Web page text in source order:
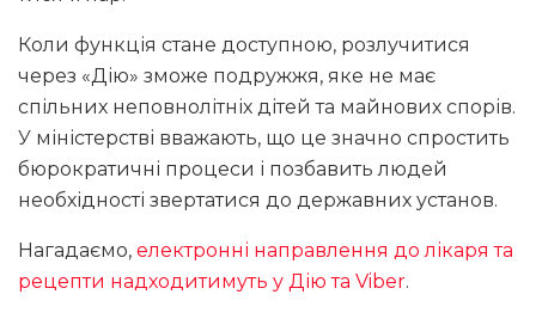
Коли функція стане доступною, розлучитися
через «Дію» зможе подружжя, яке не має
спільних неповнолітніх дітей та майнових спорів.
У міністерстві вважають, що це значно спростить
бюрократичні процеси і позбавить людей
необхідності звертатися до державних установ.
Нагадаємо, електронні направлення до лікаря та
рецепти надходитимуть у Дію та Viber.